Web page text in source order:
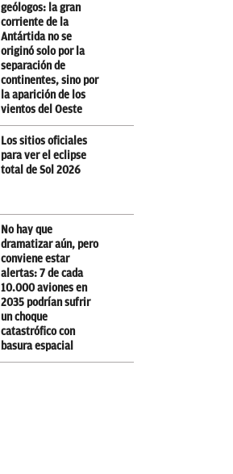
geólogos: la gran
corriente de la
Antártida no se
originó solo por la
separación de
continentes, sino por
la aparición de los
vientos del Oeste
Los sitios oficiales
para ver el eclipse
total de Sol 2026
No hay que
dramatizar aún, pero
conviene estar
alertas: 7 de cada
10.000 aviones en
2035 podrían sufrir
un choque
catastrófico con
basura espacial